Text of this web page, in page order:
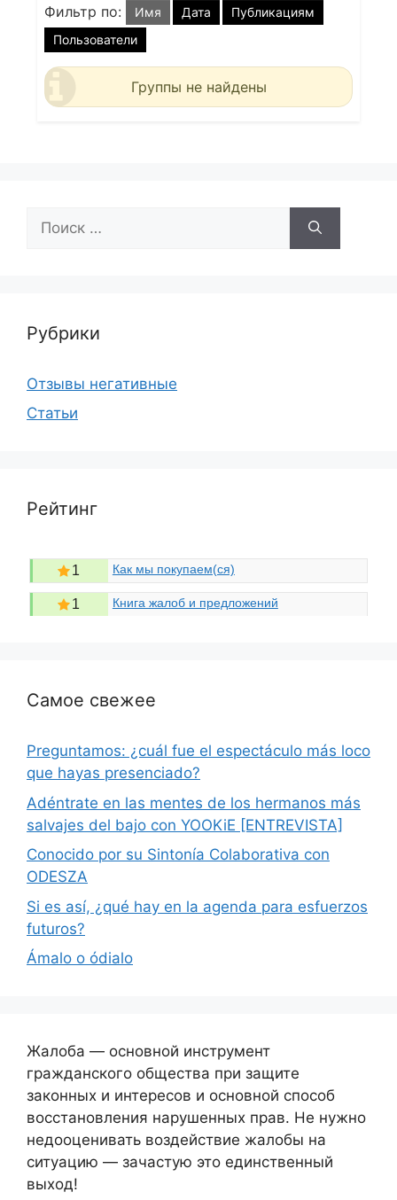
Фильтр по: Имя Дата
Публикациям
Пользователи
Группы не найдены
Рубрики
Отзывы негативные
Статьи
Рейтинг
1 Как мы покупаем(ся)
1 Книга жалоб и предложений
Самое свежее
Preguntamos: ¿cuál fue el espectáculo más loco
que hayas presenciado?
Adéntrate en las mentes de los hermanos más
salvajes del bajo con YOOKiE [ENTREVISTA]
Conocido por su Sintonía Colaborativa con
ODESZA
Si es así, ¿qué hay en la agenda para esfuerzos
futuros?
Ámalo o ódialo
Жалоба — основной инструмент
гражданского общества при защите
законных и интересов и основной способ
восстановления нарушенных прав. Не нужно
недооценивать воздействие жалобы на
ситуацию — зачастую это единственный
выход!